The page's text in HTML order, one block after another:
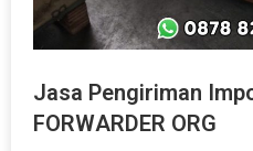
Jasa Pengiriman
FORWARDER ORG